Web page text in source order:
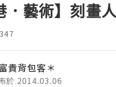
．藝術】刻畫
貴背包客＊
於 2014.03.06